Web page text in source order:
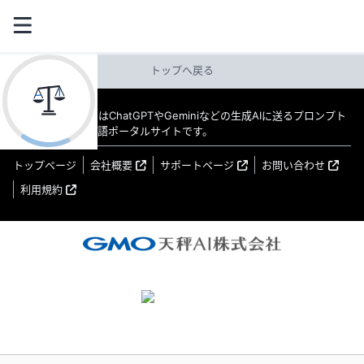
トップへ戻る
教えてAI byGMO はChatGPTやGeminiなどの生成AIに送るプロンプト
（指示文）の日本語ポータルサイトです。
トップページ 会社概要 サポートページ
お問い合わせ
利用規約